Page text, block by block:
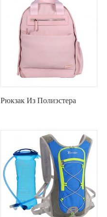
Беременных
Рюкзак Из Полиэстера